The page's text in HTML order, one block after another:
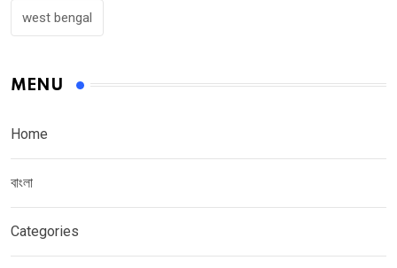
west bengal
MENU
Home
বাংলা
Categories